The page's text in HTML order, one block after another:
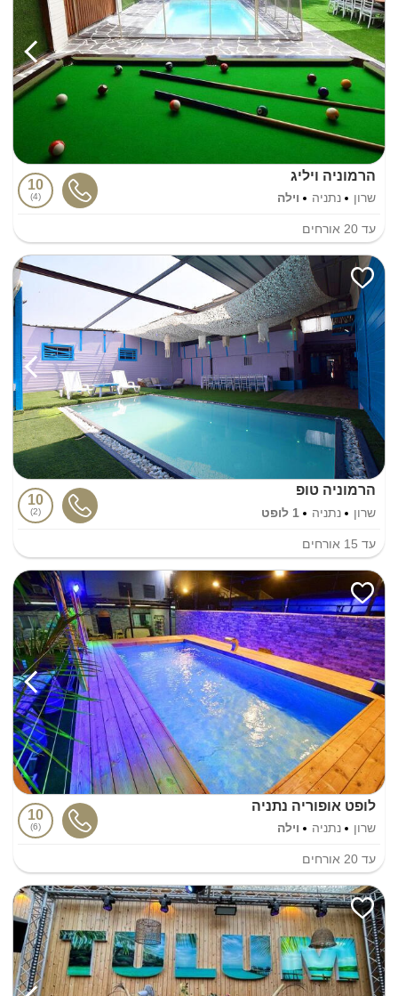
הרמוניה ויליג
שרון נתניה וילה
10
4
עד 20 אורחים
הרמוניה טופ
שרון נתניה 1 לופט
10
2
עד 15 אורחים
לופט אופוריה נתניה
שרון נתניה וילה
10
6
עד 20 אורחים